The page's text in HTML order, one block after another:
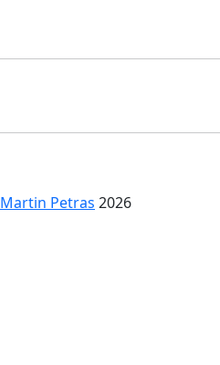
Martin Petras 2026